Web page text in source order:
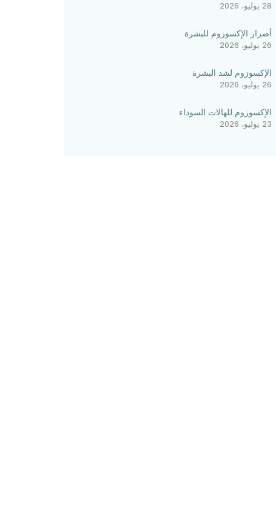
28 يوليو، 2026
أضرار الإكسوزوم للبشرة
26 يوليو، 2026
الإكسوزوم لشد البشرة
26 يوليو، 2026
الإكسوزوم للهالات السوداء
23 يوليو، 2026